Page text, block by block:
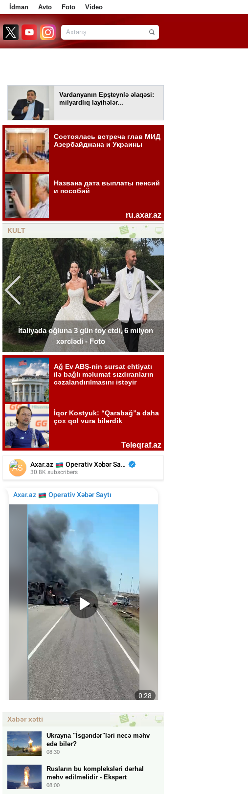
İdman Avto Foto Video
Vardanyanın Epşteynlə əlaqəsi:
milyardlıq layihələr...
KULT
İtaliyada oğluna 3 gün toy etdi, 6 milyon
xərclədi - Foto
İtaliyada oğluna 3 gün toy etdi, 6 milyon
Xəbər xətti
Ukrayna "İsgəndər"ləri necə məhv
edə bilər?
08:30
Rusların bu kompleksləri dərhal
məhv edilməlidir - Ekspert
08:00